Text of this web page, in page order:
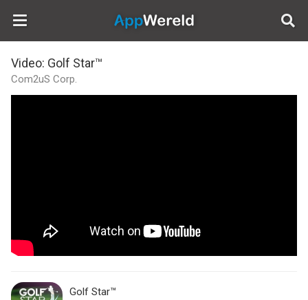
AppWereld
Video: Golf Star™
Com2uS Corp.
Golf Star™